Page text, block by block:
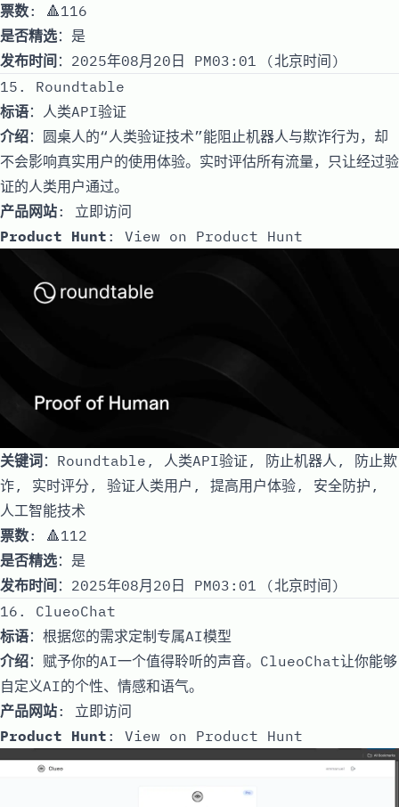
票数: 🔺116
是否精选：是
发布时间 ：2025年08月20日 PM03:01 (北京时间)
15. Roundtable
标语：人类API验证
介绍：圆桌人的“人类验证技术”能阻止机器人与欺诈行为，却
不会影响真实用户的使用体验。实时评估所有流量，只让经过验
证的人类用户通过。
产品网站: 立即访问
Product Hunt : View on Product Hunt
关键词：Roundtable, 人类API验证, 防止机器人, 防止欺
诈, 实时评分, 验证人类用户, 提高用户体验, 安全防护,
人工智能技术
票数: 🔺112
是否精选：是
发布时间 ：2025年08月20日 PM03:01 (北京时间)
16. ClueoChat
标语：根据您的需求定制专属AI模型
介绍：赋予你的AI一个值得聆听的声音。ClueoChat让你能够
自定义AI的个性、情感和语气。
产品网站: 立即访问
Product Hunt : View on Product Hunt